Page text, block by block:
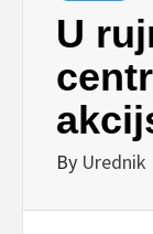
U
By Urednik